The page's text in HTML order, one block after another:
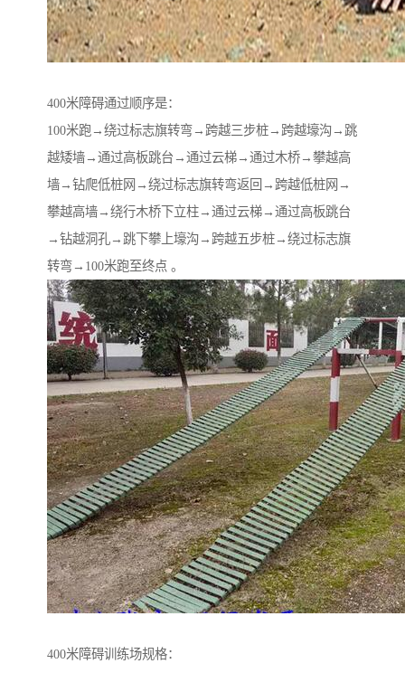
400米障碍通过顺序是：
100米跑→绕过标志旗转弯→跨越三步桩→跨越壕沟→跳
越矮墙→通过高板跳台→通过云梯→通过木桥→攀越高
墙→钻爬低桩网→绕过标志旗转弯返回→跨越低桩网→
攀越高墙→绕行木桥下立柱→通过云梯→通过高板跳台
→钻越洞孔→跳下攀上壕沟→跨越五步桩→绕过标志旗
转弯→100米跑至终点 。
400米障碍训练场规格：